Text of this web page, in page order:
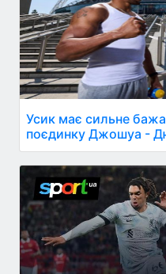
Усик має сильне
поєдинку Джошуа -